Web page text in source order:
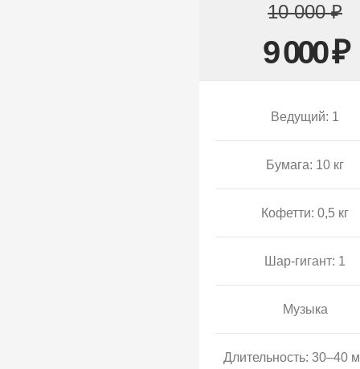
10 000 ₽
9 000 ₽
Ведущий: 1
Бумага: 10 кг
Кофетти: 0,5 кг
Шар-гигант: 1
Музыка
Длительность: 30–40